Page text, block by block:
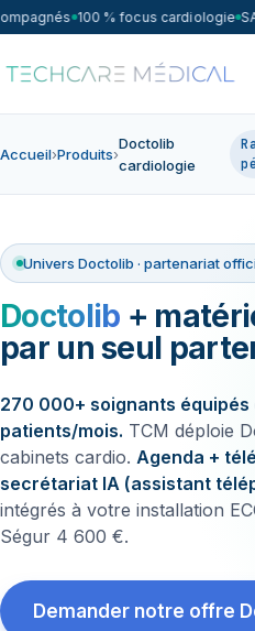
100 % focus cardiologie
Accueil›Produits›
Doctolib
cardiologie
Univers Doctolib · partenariat
Doctolib +
par un seul
270 000+ soignants équipés
patients/mois. TCM déploie
cabinets cardio. Agenda +
secrétariat IA (assistant
intégrés à votre installation
Ségur 4 600 €.
Demander notre offre